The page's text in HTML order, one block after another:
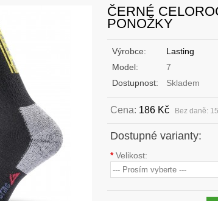
ČERNÉ
PONOŽKY
Výrobce:
Lasting
Model:
7
Dostupnost:
Skladem
Cena: 186 Kč Bez daně:
Dostupné varianty:
* Velikost: